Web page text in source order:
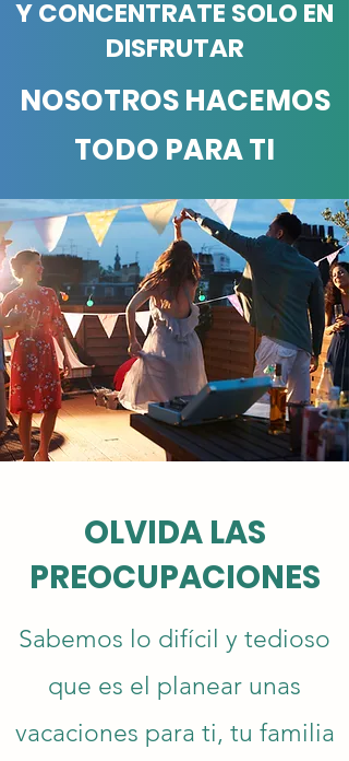
Y CONCENTRATE SOLO EN
DISFRUTAR
NOSOTROS HACEMOS
TODO PARA TI
OLVIDA LAS
PREOCUPACIONES
Sabemos lo difícil y tedioso
que es el planear unas
vacaciones para ti, tu familia